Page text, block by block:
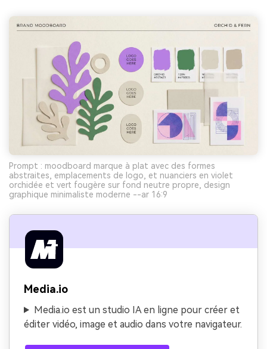
Prompt : moodboard marque à plat avec des formes
abstraites, emplacements de logo, et nuanciers en violet
orchidée et vert fougère sur fond neutre propre, design
graphique minimaliste moderne --ar 16:9
Media.io
Media.io est un studio IA en ligne pour créer et
éditer vidéo, image et audio dans votre navigateur.